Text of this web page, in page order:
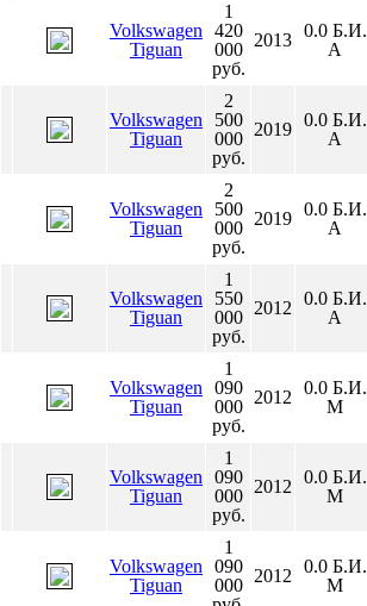
Volkswagen
Tiguan
1
420
000
руб.
2013 0.0 Б.И.
А
Volkswagen
Tiguan
2
500
000
руб.
2019 0.0 Б.И.
А
Volkswagen
Tiguan
2
500
000
руб.
2019 0.0 Б.И.
А
Volkswagen
Tiguan
1
550
000
руб.
2012 0.0 Б.И.
А
Volkswagen
Tiguan
1
090
000
руб.
2012 0.0 Б.И.
М
Volkswagen
Tiguan
1
090
000
руб.
2012 0.0 Б.И.
М
Volkswagen
Tiguan
1
090
000
2012 0.0 Б.И.
М